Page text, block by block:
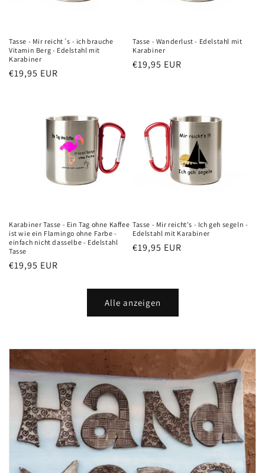
Tasse - Mir reicht´s - ich brauche
Vitamin Berg - Edelstahl mit
Karabiner
Normaler
€19,95 EUR
Tasse - Wanderlust - Edelstahl mit
Karabiner
Normaler
€19,95 EUR
Karabiner Tasse - Ein Tag ohne Kaffee
ist wie ein Flamingo ohne Farbe -
einfach nicht dasselbe - Edelstahl
Tasse
Normaler
€19,95 EUR
Tasse - Mir reicht's - Ich geh segeln -
Edelstahl mit Karabiner
Normaler
€19,95 EUR
Alle anzeigen